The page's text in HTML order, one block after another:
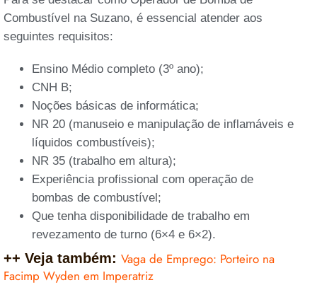
Combustível na Suzano, é essencial atender aos
seguintes requisitos:
Ensino Médio completo (3º ano);
CNH B;
Noções básicas de informática;
NR 20 (manuseio e manipulação de inflamáveis e
líquidos combustíveis);
NR 35 (trabalho em altura);
Experiência profissional com operação de
bombas de combustível;
Que tenha disponibilidade de trabalho em
revezamento de turno (6×4 e 6×2).
++ Veja também: Vaga de Emprego: Porteiro na
Facimp Wyden em Imperatriz